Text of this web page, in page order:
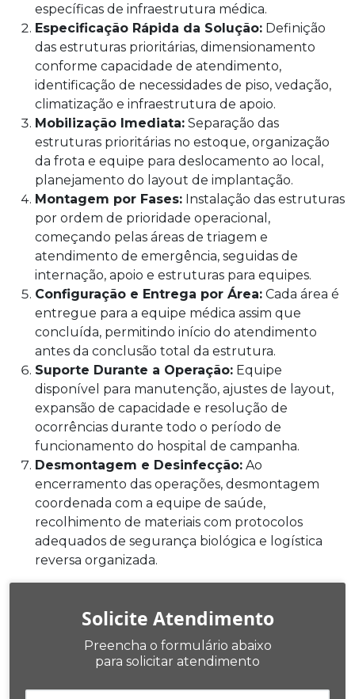
específicas de infraestrutura médica.
Especificação Rápida da Solução: Definição
das estruturas prioritárias, dimensionamento
conforme capacidade de atendimento,
identificação de necessidades de piso, vedação,
climatização e infraestrutura de apoio.
Mobilização Imediata: Separação das
estruturas prioritárias no estoque, organização
da frota e equipe para deslocamento ao local,
planejamento do layout de implantação.
Montagem por Fases: Instalação das estruturas
por ordem de prioridade operacional,
começando pelas áreas de triagem e
atendimento de emergência, seguidas de
internação, apoio e estruturas para equipes.
Configuração e Entrega por Área: Cada área é
entregue para a equipe médica assim que
concluída, permitindo início do atendimento
antes da conclusão total da estrutura.
Suporte Durante a Operação: Equipe
disponível para manutenção, ajustes de layout,
expansão de capacidade e resolução de
ocorrências durante todo o período de
funcionamento do hospital de campanha.
Desmontagem e Desinfecção: Ao
encerramento das operações, desmontagem
coordenada com a equipe de saúde,
recolhimento de materiais com protocolos
adequados de segurança biológica e logística
reversa organizada.
Solicite Atendimento
Preencha o formulário abaixo
para solicitar atendimento